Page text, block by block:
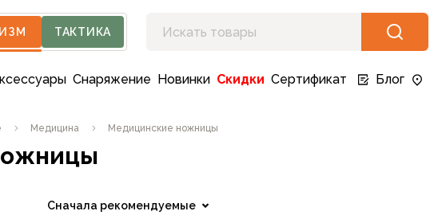
ТАКТИКА
Снаряжение Новинки Скидки Сертификат Блог
Медицина Медицинские ножницы
Сначала рекомендуемые